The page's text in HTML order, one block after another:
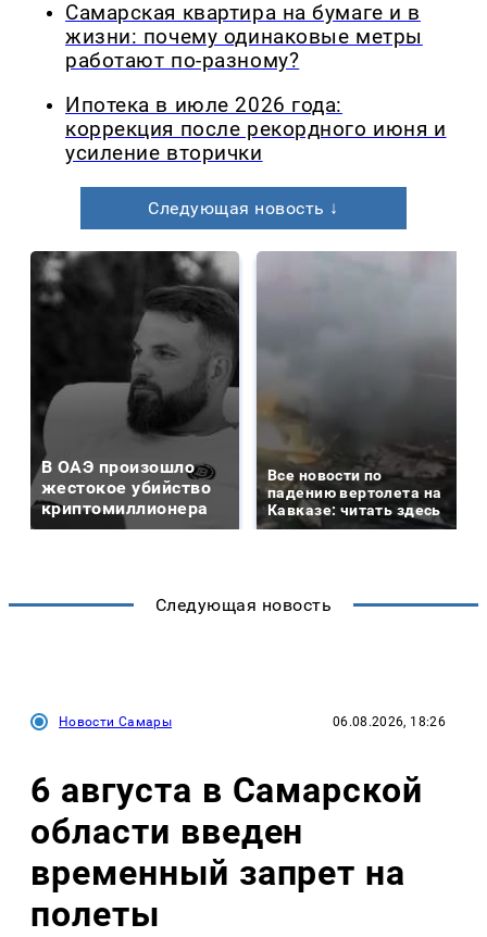
Самарская квартира на бумаге и в
жизни: почему одинаковые метры
работают по-разному?
Ипотека в июле 2026 года:
коррекция после рекордного июня и
усиление вторички
Следующая новость ↓
В ОАЭ произошло
жестокое убийство
криптомиллионера
Все новости по
падению вертолета на
Кавказе: читать здесь
Следующая новость
Новости Самары 06.08.2026, 18:26
6 августа в Самарской
области введен
временный запрет на
полеты